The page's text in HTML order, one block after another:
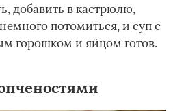
добавить в кастрюлю,
потомиться, и суп с
горошком и яйцом готов.